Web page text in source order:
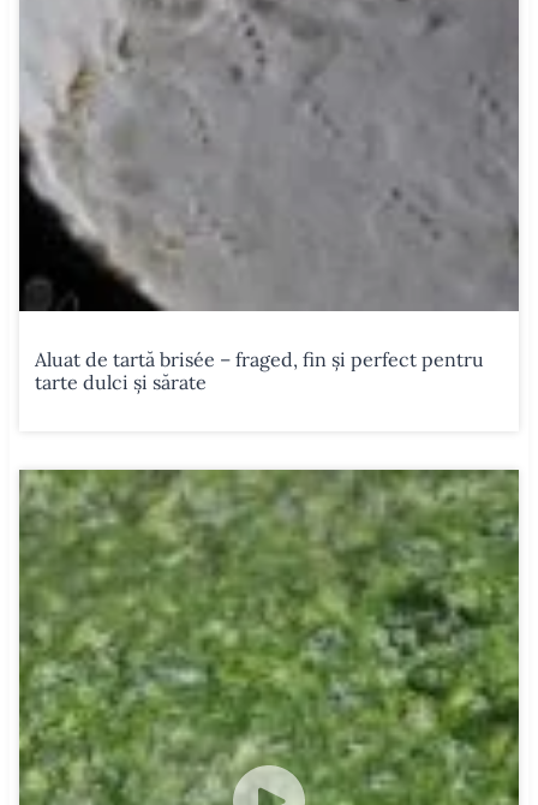
Aluat de tartă brisée – fraged, fin și perfect pentru
tarte dulci și sărate